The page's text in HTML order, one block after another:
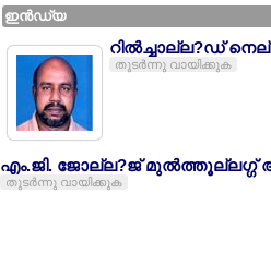
ഇന്‍ഡ്യ
റില്‍ച്ചാല്ല?ഡ്
തുടര്‍ന്നു വായിക്കുക
എം.ജി. ജോല്ല?ജ് മുല്‍ത്തൂല്ലഗ്ഗ്
തുടര്‍ന്നു വായിക്കുക